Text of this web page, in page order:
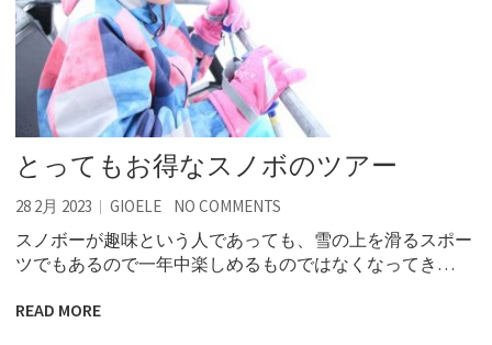
とってもお得なスノボのツアー
28 2月 2023 GIOELE NO COMMENTS
スノボーが趣味という人であっても、雪の上を滑るスポー
ツでもあるので一年中楽しめるものではなくなってき…
READ MORE